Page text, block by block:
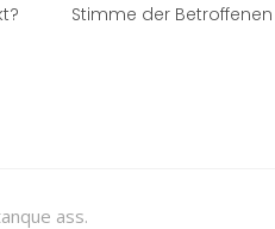
Stimme der Betroffenen
ass.